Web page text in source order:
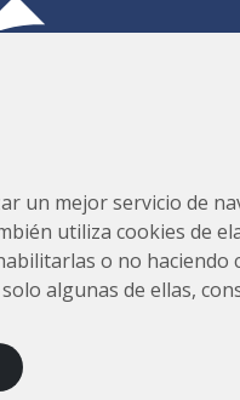
un mejor servicio de
utiliza cookies de
o no
algunas de ellas,